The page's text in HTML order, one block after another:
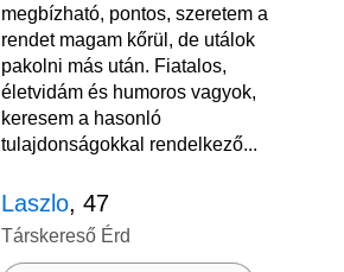
megbízható, pontos, szeretem a
rendet magam kőrül, de utálok
pakolni más után. Fiatalos,
életvidám és humoros vagyok,
keresem a hasonló
tulajdonságokkal rendelkező...
Laszlo, 47
Társkereső Érd